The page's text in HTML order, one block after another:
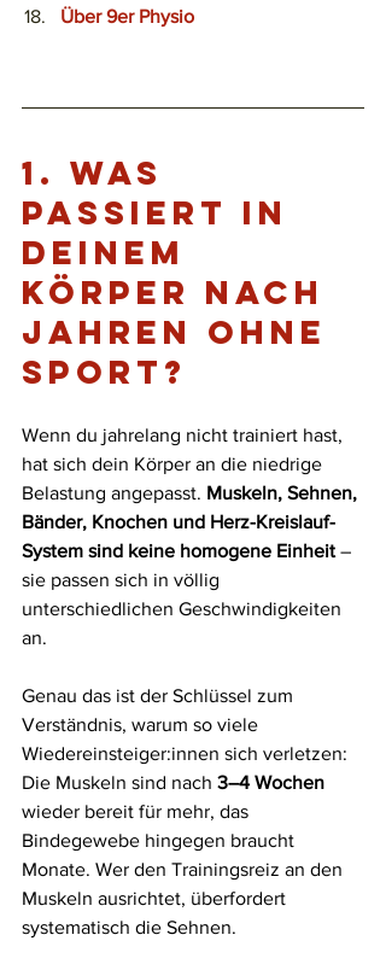
Über 9er Physio
1. Was
passiert in
deinem
Körper nach
Jahren ohne
Sport?
Wenn du jahrelang nicht trainiert hast,
hat sich dein Körper an die niedrige
Belastung angepasst. Muskeln, Sehnen,
Bänder, Knochen und Herz-Kreislauf-
System sind keine homogene Einheit –
sie passen sich in völlig
unterschiedlichen Geschwindigkeiten
an.
Genau das ist der Schlüssel zum
Verständnis, warum so viele
Wiedereinsteiger:innen sich verletzen:
Die Muskeln sind nach 3–4 Wochen
wieder bereit für mehr, das
Bindegewebe hingegen braucht
Monate. Wer den Trainingsreiz an den
Muskeln ausrichtet, überfordert
systematisch die Sehnen.